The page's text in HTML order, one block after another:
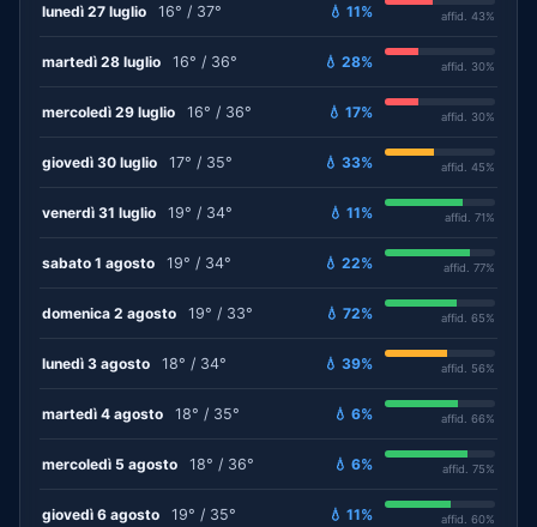
lunedì 27 luglio 16° / 37° 💧 11% affid. 43%
martedì 28 luglio 16° / 36° 💧 28% affid. 30%
mercoledì 29 luglio 16° / 36° 💧 17% affid. 30%
giovedì 30 luglio 17° / 35° 💧 33% affid. 45%
venerdì 31 luglio 19° / 34° 💧 11% affid. 71%
sabato 1 agosto 19° / 34° 💧 22% affid. 77%
domenica 2 agosto 19° / 33° 💧 72% affid. 65%
lunedì 3 agosto 18° / 34° 💧 39% affid. 56%
martedì 4 agosto 18° / 35° 💧 6% affid. 66%
mercoledì 5 agosto 18° / 36° 💧 6% affid. 75%
giovedì 6 agosto 19° / 35° 💧 11% affid. 60%